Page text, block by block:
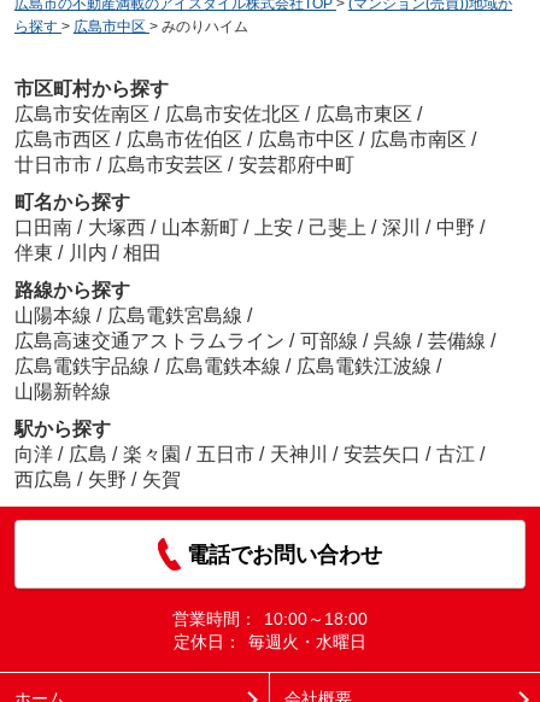
広島市の不動産満載のアイスタイル株式会社TOP > (マンション(売買))地域か
ら探す > 広島市中区 > みのりハイム
市区町村から探す
広島市安佐南区 / 広島市安佐北区 / 広島市東区 /
広島市西区 / 広島市佐伯区 / 広島市中区 / 広島市南区 /
廿日市市 / 広島市安芸区 / 安芸郡府中町
町名から探す
口田南 / 大塚西 / 山本新町 / 上安 / 己斐上 / 深川 / 中野 /
伴東 / 川内 / 相田
路線から探す
山陽本線 / 広島電鉄宮島線 /
広島高速交通アストラムライン / 可部線 / 呉線 / 芸備線 /
広島電鉄宇品線 / 広島電鉄本線 / 広島電鉄江波線 /
山陽新幹線
駅から探す
向洋 / 広島 / 楽々園 / 五日市 / 天神川 / 安芸矢口 / 古江 /
西広島 / 矢野 / 矢賀
電話でお問い合わせ
営業時間：
10:00～18:00
定休日：
毎週火・水曜日